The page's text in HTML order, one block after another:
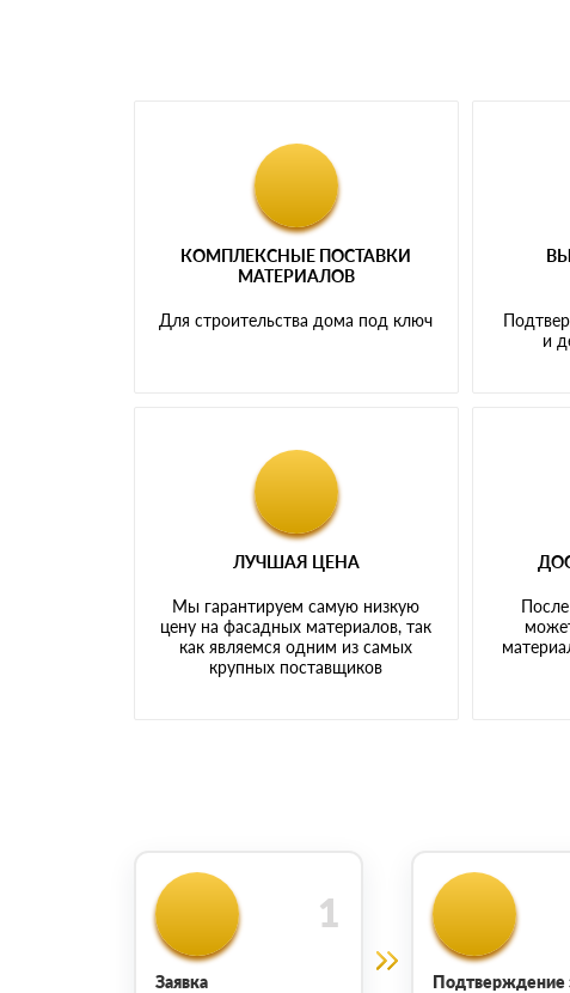
КОМПЛЕКСНЫЕ ПОСТАВКИ
МАТЕРИАЛОВ
Для строительства дома под ключ
и
ЛУЧШАЯ ЦЕНА
Мы гарантируем самую низкую
цену на фасадных материалов, так
как являемся одним из самых
крупных поставщиков
Заявка
Подтверждение